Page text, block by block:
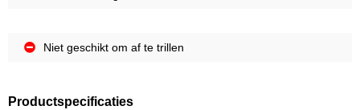
Niet geschikt om af te trillen
Productspecificaties